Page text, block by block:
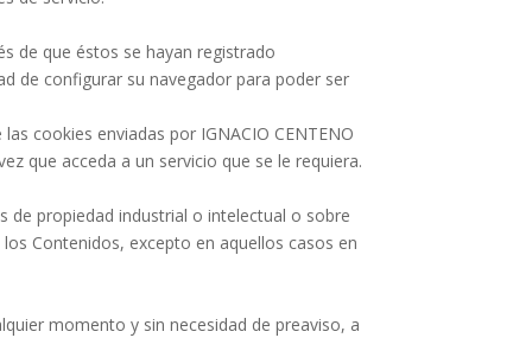
de que éstos se hayan registrado
de configurar su navegador para poder ser
cookies enviadas por IGNACIO CENTENO
que acceda a un servicio que se le requiera.
de propiedad industrial o intelectual o sobre
Contenidos, excepto en aquellos casos en
momento y sin necesidad de preaviso, a